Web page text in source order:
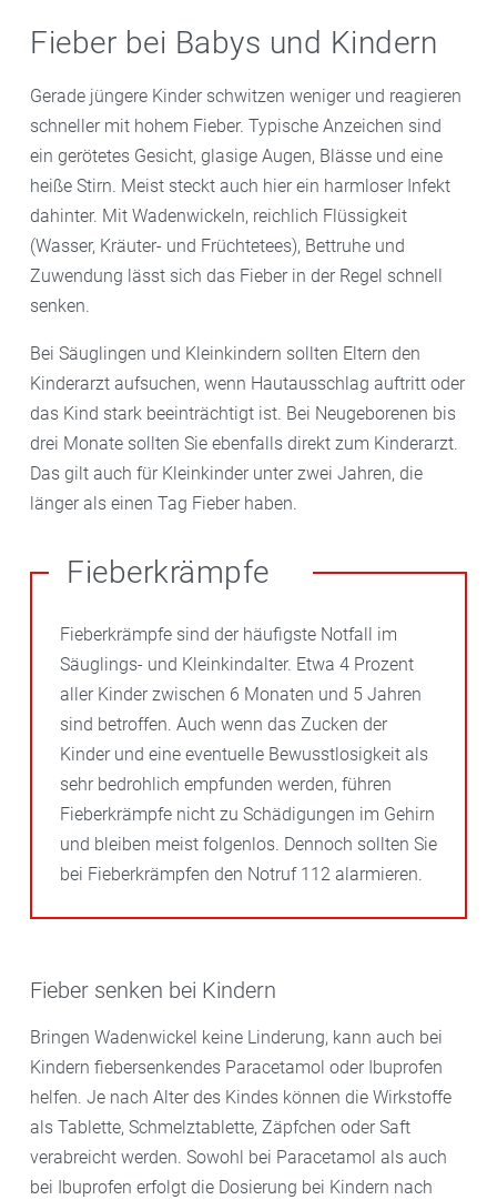
Fieber bei Babys und Kindern
Gerade jüngere Kinder schwitzen weniger und reagieren
schneller mit hohem Fieber. Typische Anzeichen sind
ein gerötetes Gesicht, glasige Augen, Blässe und eine
heiße Stirn. Meist steckt auch hier ein harmloser Infekt
dahinter. Mit Wadenwickeln, reichlich Flüssigkeit
(Wasser, Kräuter- und Früchtetees), Bettruhe und
Zuwendung lässt sich das Fieber in der Regel schnell
senken.
Bei Säuglingen und Kleinkindern sollten Eltern den
Kinderarzt aufsuchen, wenn Hautausschlag auftritt oder
das Kind stark beeinträchtigt ist. Bei Neugeborenen bis
drei Monate sollten Sie ebenfalls direkt zum Kinderarzt.
Das gilt auch für Kleinkinder unter zwei Jahren, die
länger als einen Tag Fieber haben.
Fieberkrämpfe
Fieberkrämpfe sind der häufigste Notfall im
Säuglings- und Kleinkindalter. Etwa 4 Prozent
aller Kinder zwischen 6 Monaten und 5 Jahren
sind betroffen. Auch wenn das Zucken der
Kinder und eine eventuelle Bewusstlosigkeit als
sehr bedrohlich empfunden werden, führen
Fieberkrämpfe nicht zu Schädigungen im Gehirn
und bleiben meist folgenlos. Dennoch sollten Sie
bei Fieberkrämpfen den Notruf 112 alarmieren.
Fieber senken bei Kindern
Bringen Wadenwickel keine Linderung, kann auch bei
Kindern fiebersenkendes Paracetamol oder Ibuprofen
helfen. Je nach Alter des Kindes können die Wirkstoffe
als Tablette, Schmelztablette, Zäpfchen oder Saft
verabreicht werden. Sowohl bei Paracetamol als auch
bei Ibuprofen erfolgt die Dosierung bei Kindern nach